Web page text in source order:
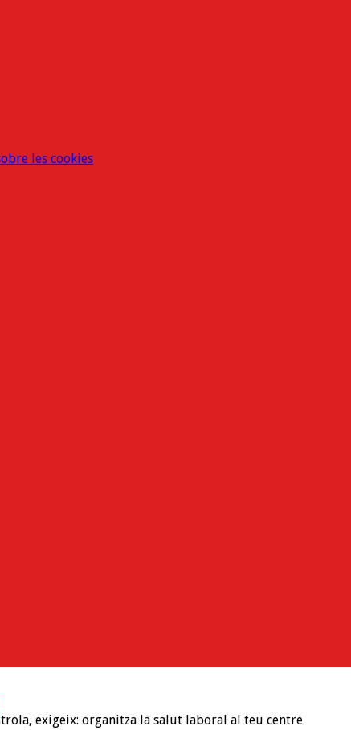
les cookies
exigeix: organitza la salut laboral al teu centre